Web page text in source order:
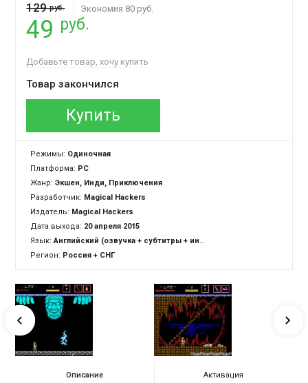
129руб. Экономия 80 руб.
49 руб.
Добавьте товар, хочу купить
Товар закончился
Купить
Режимы: Одиночная
Платформа: PC
Жанр:Экшен, Инди, Приключения
Разработчик: Magical Hackers
Издатель: Magical Hackers
Дата выхода: 20 апреля 2015
Язык:Английский (озвучка + субтитры + интерфейс)
Регион: Россия + СНГ
Описание Активация